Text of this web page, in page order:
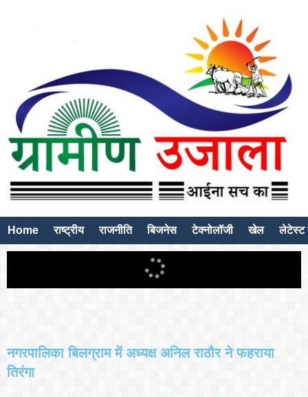
Home राष्ट्रीय राजनीति बिजनेस टेक्नोलॉजी खेल लेटेस्ट
नगरपालिका बिलग्राम में अध्यक्ष अनिल राठौर ने फहराया
तिरंगा